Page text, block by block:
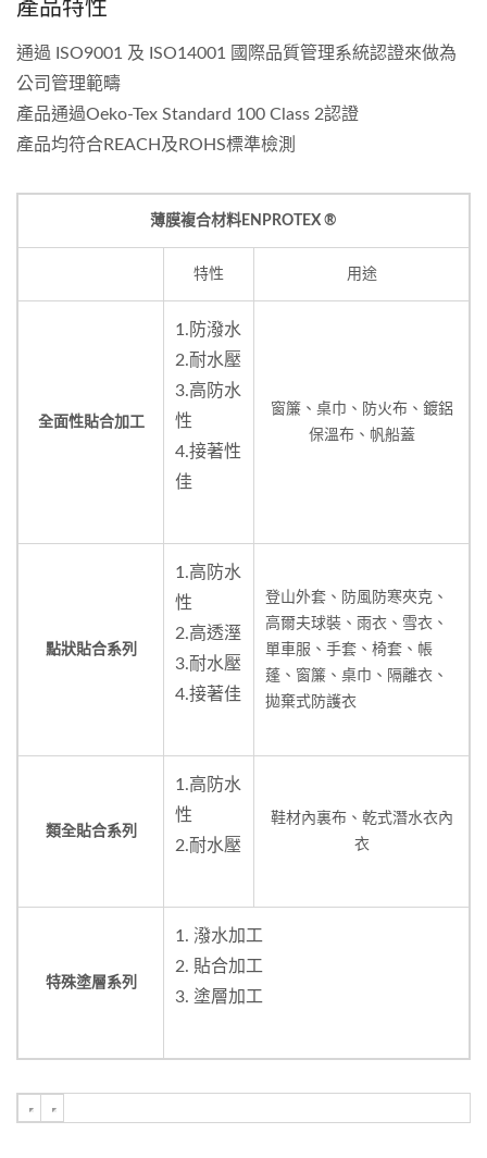
通過 ISO9001 及 ISO14001 國際品質管理系統認證來做為
公司管理範疇
產品通過Oeko-Tex Standard 100 Class 2認證
產品均符合REACH及ROHS標準檢測
薄膜複合材料ENPROTEX ®
特性 用途
全面性貼合加工
1.防潑水
2.耐水壓
3.高防水
性
4.接著性
佳
窗簾、桌巾、防火布、鍍鋁
保溫布、帆船蓋
點狀貼合系列
1.高防水
性
2.高透溼
3.耐水壓
4.接著佳
登山外套、防風防寒夾克、
高爾夫球裝、雨衣、雪衣、
單車服、手套、椅套、帳
蓬、窗簾、桌巾、隔離衣、
拋棄式防護衣
類全貼合系列
1.高防水
性
2.耐水壓
鞋材內裏布、乾式潛水衣內
衣
特殊塗層系列
1. 潑水加工
2. 貼合加工
3. 塗層加工